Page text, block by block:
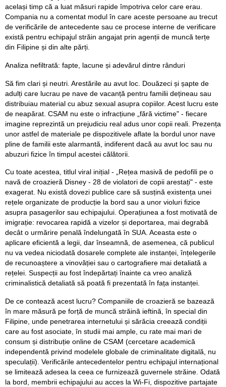
același timp că a luat măsuri rapide împotriva celor care erau.
Compania nu a comentat modul în care aceste persoane au trecut
de verificările de antecedente sau ce procese interne de verificare
există pentru echipajul străin angajat prin agenții de muncă terțe
din Filipine și din alte părți.
Analiza nefiltrată: fapte, lacune și adevărul dintre rânduri
Să fim clari și neutri. Arestările au avut loc. Douăzeci și șapte de
adulți care lucrau pe nave de vacanță pentru familii dețineau sau
distribuiau material cu abuz sexual asupra copiilor. Acest lucru este
de neapărat. CSAM nu este o infracțiune „fără victime" - fiecare
imagine reprezintă un prejudiciu real adus unor copii reali. Prezența
unor astfel de materiale pe dispozitivele aflate la bordul unor nave
pline de familii este alarmantă, indiferent dacă au avut loc sau nu
abuzuri fizice în timpul acestei călătorii.
Cu toate acestea, titlul viral inițial - „Rețea masivă de pedofili pe o
navă de croazieră Disney - 28 de violatori de copii arestați" - este
exagerat. Nu există dovezi publice care să susțină existența unei
rețele organizate de producție la bord sau a unor violuri fizice
asupra pasagerilor sau echipajului. Operațiunea a fost motivată de
imigrație: revocarea rapidă a vizelor și deportarea, mai degrabă
decât o urmărire penală îndelungată în SUA. Aceasta este o
aplicare eficientă a legii, dar înseamnă, de asemenea, că publicul
nu va vedea niciodată dosarele complete ale instanței, înțelegerile
de recunoaștere a vinovăției sau o cartografiere mai detaliată a
rețelei. Suspecții au fost îndepărtați înainte ca vreo analiză
criminalistică detaliată să poată fi prezentată în fața instanței.
De ce contează acest lucru? Companiile de croazieră se bazează
în mare măsură pe forță de muncă străină ieftină, în special din
Filipine, unde penetrarea internetului și sărăcia creează condiții
care au fost asociate, în studii mai ample, cu rate mai mari de
consum și distribuție online de CSAM (cercetare academică
independentă privind modelele globale de criminalitate digitală, nu
speculații). Verificările antecedentelor pentru echipajul internațional
se limitează adesea la ceea ce furnizează guvernele străine. Odată
la bord, membrii echipajului au acces la Wi-Fi, dispozitive partajate